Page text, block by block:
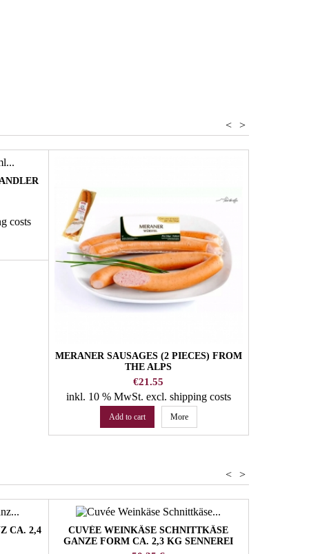
>
<
costs
MERANER SAUSAGES (2 PIECES) FROM
THE ALPS
Price
€21.55
inkl. 10 % MwSt. excl. shipping costs
Add to cart More
>
<
CA. 2,4
CUVÉE WEINKÄSE SCHNITTKÄSE
GANZE FORM CA. 2,3 KG SENNEREI